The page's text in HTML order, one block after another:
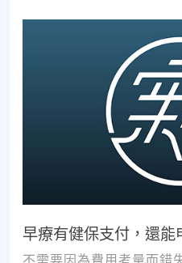
早療有健保支付，還能
不需要因為費用考量而錯